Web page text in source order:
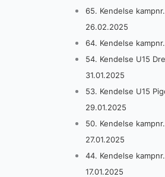
65. Kendelse
26.02.2025
64. Kendelse
54. Kendelse U15
31.01.2025
53. Kendelse U15
29.01.2025
50. Kendelse
27.01.2025
44. Kendelse
17.01.2025